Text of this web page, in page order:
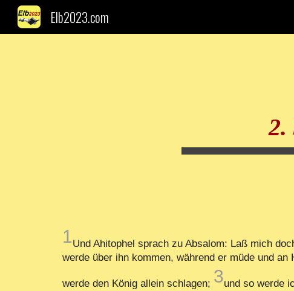
Elb2023.com
2.
1Und Ahitophel sprach zu Absalom: Laß mich
werde über ihn kommen, während er müde und
werde den König allein schlagen; 3und so werde